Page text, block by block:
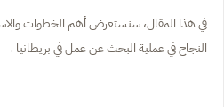
في هذا المقال، سنستعرض أهم الخطوات
النجاح في عملية البحث عن عمل في بريطانيا .